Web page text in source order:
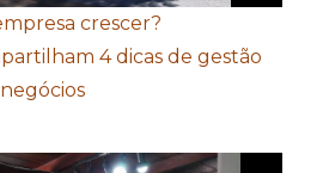
crescer?
4 dicas de gestão